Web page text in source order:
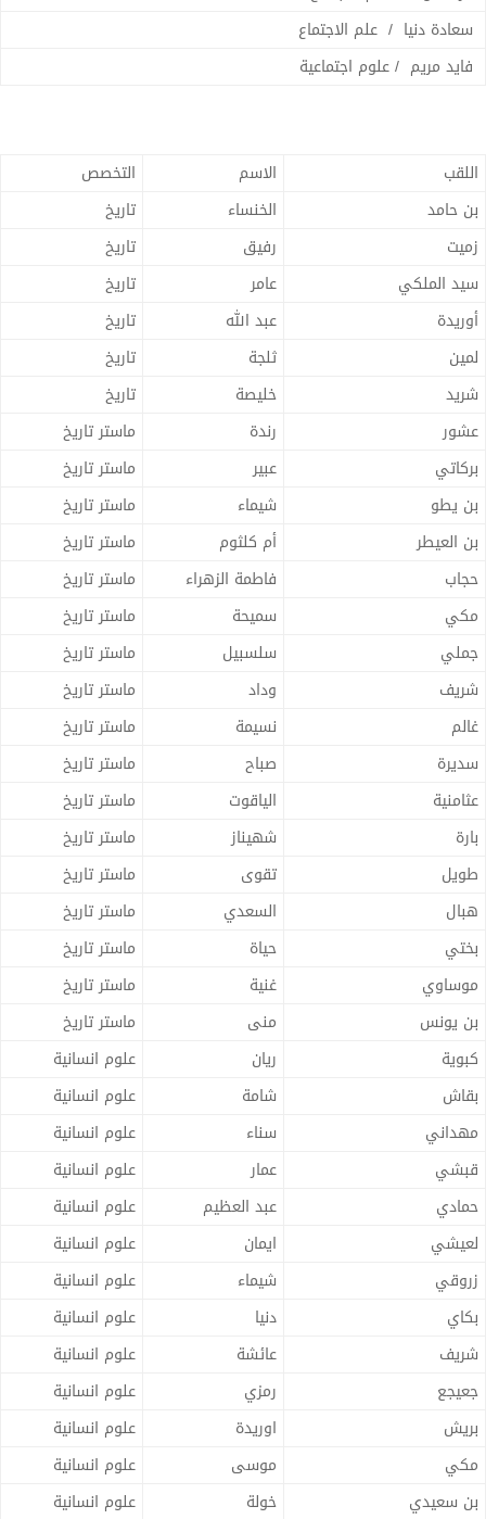
سعادة دنيا / علم الاجتماع
فايد مريم / علوم اجتماعية
اللقب الاسم
التخصص
بن حامد
الخنساء
تاريخ
زميت
رفيق
تاريخ
سيد الملكي
عامر
تاريخ
أوريدة
عبد الله
تاريخ
لمين
ثلجة
تاريخ
شريد
خليصة
تاريخ
عشور
رندة
ماستر تاريخ
بركاتي
عبير
ماستر تاريخ
بن يطو
شيماء
ماستر تاريخ
بن العيطر
أم كلثوم
ماستر تاريخ
حجاب
فاطمة الزهراء
ماستر تاريخ
مكي
سميحة
ماستر تاريخ
جملي
سلسبيل
ماستر تاريخ
شريف
وداد
ماستر تاريخ
غالم
نسيمة
ماستر تاريخ
سديرة
صباح
ماستر تاريخ
عثامنية
الياقوت
ماستر تاريخ
بارة
شهيناز
ماستر تاريخ
طويل
تقوى
ماستر تاريخ
هبال
السعدي
ماستر تاريخ
بختي
حياة
ماستر تاريخ
موساوي
غنية
ماستر تاريخ
بن يونس
منى
ماستر تاريخ
كبوية
ريان
علوم انسانية
بقاش
شامة
علوم انسانية
مهداني
سناء
علوم انسانية
قبشي
عمار
علوم انسانية
حمادي
عبد العظيم
علوم انسانية
لعيشي
ايمان
علوم انسانية
زروقي
شيماء
علوم انسانية
بكاي
دنيا
علوم انسانية
شريف
عائشة
علوم انسانية
جعيجع
رمزي
علوم انسانية
بريش
اوريدة
علوم انسانية
مكي
موسى
علوم انسانية
بن سعيدي
خولة
علوم انسانية